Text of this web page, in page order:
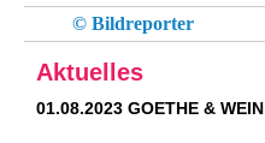
© Bildreporter
Aktuelles
01.08.2023 GOETHE & WEIN